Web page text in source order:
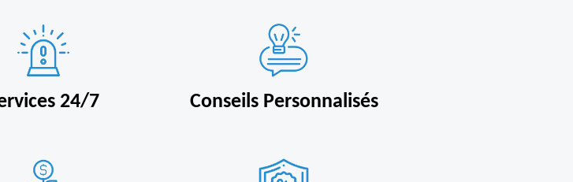
24/7 Conseils Personnalisés